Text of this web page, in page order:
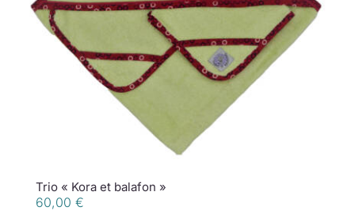
Trio « Kora et balafon »
60,00 €